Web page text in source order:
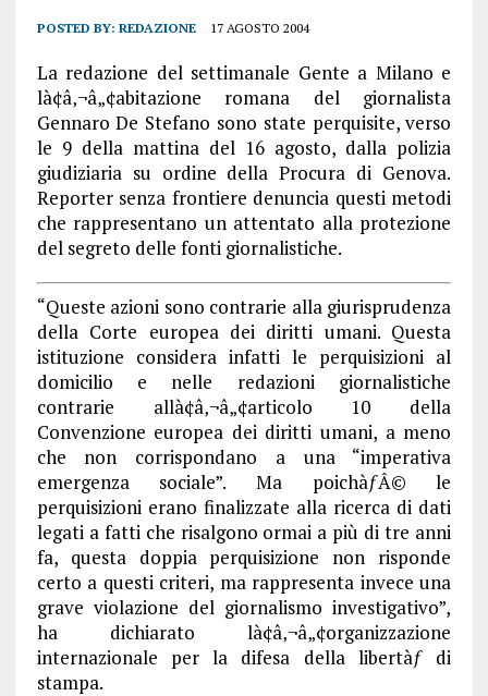
POSTED BY: REDAZIONE 17 AGOSTO 2004
La redazione del settimanale Gente a Milano e
là¢â‚¬â„¢abitazione romana del giornalista
Gennaro De Stefano sono state perquisite, verso
le 9 della mattina del 16 agosto, dalla polizia
giudiziaria su ordine della Procura di Genova.
Reporter senza frontiere denuncia questi metodi
che rappresentano un attentato alla protezione
del segreto delle fonti giornalistiche.
“Queste azioni sono contrarie alla giurisprudenza
della Corte europea dei diritti umani. Questa
istituzione considera infatti le perquisizioni al
domicilio e nelle redazioni giornalistiche
contrarie allà¢â‚¬â„¢articolo 10 della
Convenzione europea dei diritti umani, a meno
che non corrispondano a una “imperativa
emergenza sociale”. Ma poichàƒÂ© le
perquisizioni erano finalizzate alla ricerca di dati
legati a fatti che risalgono ormai a più di tre anni
fa, questa doppia perquisizione non risponde
certo a questi criteri, ma rappresenta invece una
grave violazione del giornalismo investigativo”,
ha dichiarato là¢â‚¬â„¢organizzazione
internazionale per la difesa della libertàƒ di
stampa.